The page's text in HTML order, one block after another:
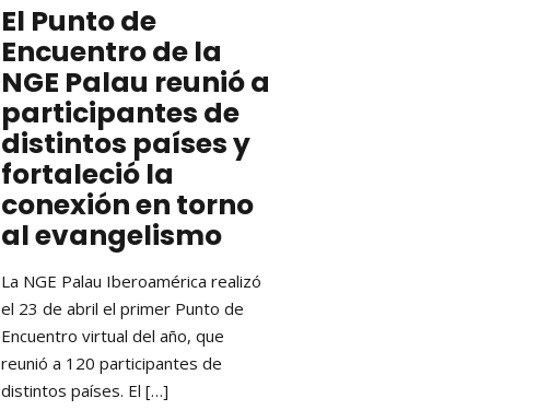
El Punto de
Encuentro de la
NGE Palau reunió a
participantes de
distintos países y
fortaleció la
conexión en torno
al evangelismo
La NGE Palau Iberoamérica realizó
el 23 de abril el primer Punto de
Encuentro virtual del año, que
reunió a 120 participantes de
distintos países. El […]